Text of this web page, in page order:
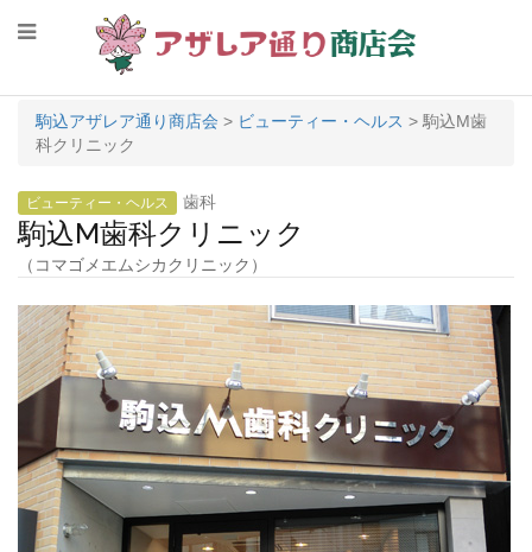
駒込アザレア通り商店会 > ビューティー・ヘルス > 駒込M歯
科クリニック
ビューティー・ヘルス 歯科
駒込M歯科クリニック
（コマゴメエムシカクリニック）